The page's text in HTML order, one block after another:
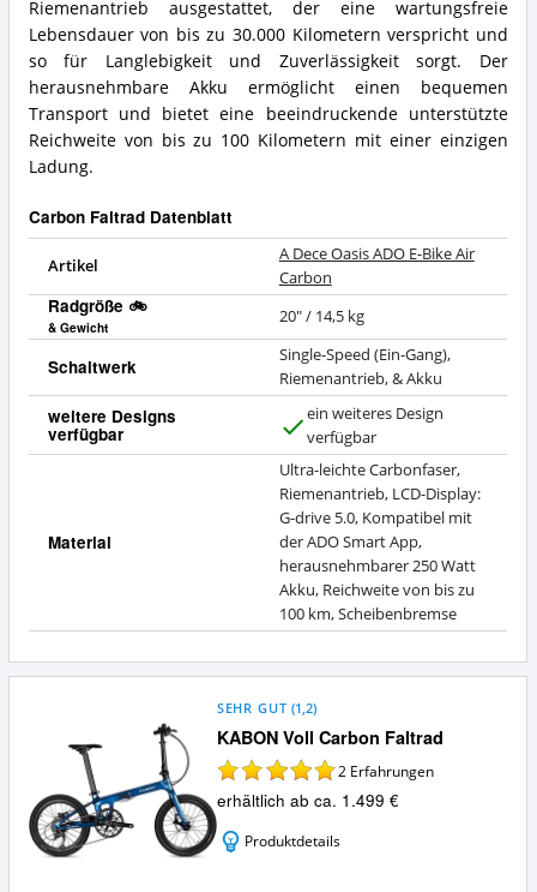
Riemenantrieb ausgestattet, der eine wartungsfreie
Lebensdauer von bis zu 30.000 Kilometern verspricht und
so für Langlebigkeit und Zuverlässigkeit sorgt. Der
herausnehmbare Akku ermöglicht einen bequemen
Transport und bietet eine beeindruckende unterstützte
Reichweite von bis zu 100 Kilometern mit einer einzigen
Ladung.
Carbon Faltrad Datenblatt
Artikel
A Dece Oasis ADO E-Bike Air
Carbon
Radgröße 🚲
& Gewicht
20" / 14,5 kg
Schaltwerk
Single-Speed (Ein-Gang),
Riemenantrieb, & Akku
weitere Designs
verfügbar
a
ein weiteres Design
verfügbar
Material
Ultra-leichte Carbonfaser,
Riemenantrieb, LCD-Display:
G-drive 5.0, Kompatibel mit
der ADO Smart App,
herausnehmbarer 250 Watt
Akku, Reichweite von bis zu
100 km, Scheibenbremse
KABON Voll Carbon Faltrad
SEHR GUT (1,2)
2 Erfahrungen
erhältlich ab ca. 1.499 €
Produktdetails